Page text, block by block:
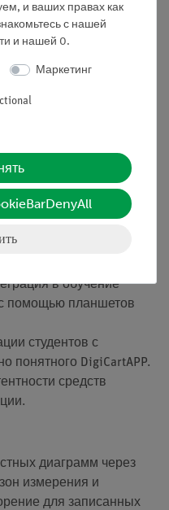
теста можно вызвать в
заряда
по Bluetooth 4.0
(датчик силы, скорости,
стоимости:
в обучение
помощью планшетов
студентов с
понятного DigiCartAPP.
средств
диаграмм через
измерения и
для записанных
и ваших правах как
с нашей
и нашей 0.
Маркетинг